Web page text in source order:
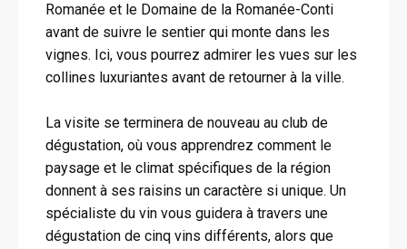
Romanée et le Domaine de la Romanée-Conti
avant de suivre le sentier qui monte dans les
vignes. Ici, vous pourrez admirer les vues sur les
collines luxuriantes avant de retourner à la ville.
La visite se terminera de nouveau au club de
dégustation, où vous apprendrez comment le
paysage et le climat spécifiques de la région
donnent à ses raisins un caractère si unique. Un
spécialiste du vin vous guidera à travers une
dégustation de cinq vins différents, alors que